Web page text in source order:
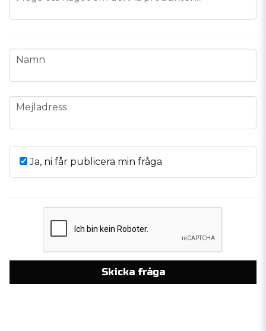
name
Namn
email
Mejladress
Ja, ni får publicera min fråga
Skicka fråga